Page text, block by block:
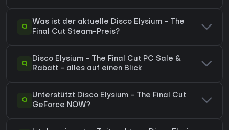
Q
Was ist der aktuelle Disco Elysium - The
Final Cut Steam-Preis?
Q
Disco Elysium - The Final Cut PC Sale &
Rabatt - alles auf einen Blick
Q
Unterstützt Disco Elysium - The Final Cut
GeForce NOW?